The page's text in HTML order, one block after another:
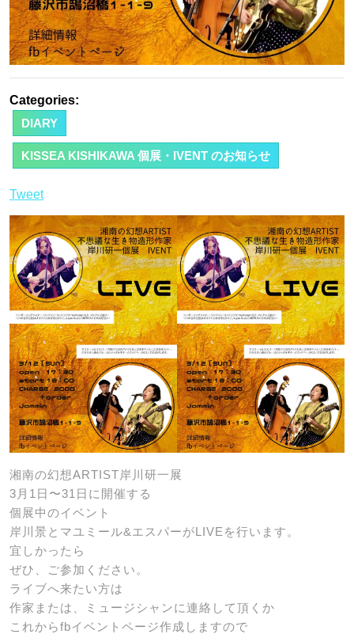
Categories:
DIARY
KISSEA KISHIKAWA 個展・IVENT のお知らせ
Tweet
湘南の幻想ARTIST岸川研一展
3月1日〜31日に開催する
個展中のイベント
岸川景とマユミール&エスパーがLIVEを行います。
宜しかったら
ぜひ、ご参加ください。
ライブへ来たい方は
作家または、ミュージシャンに連絡して頂くか
これからfbイベントページ作成しますので